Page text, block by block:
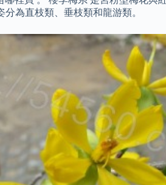
為直枝類、垂枝類和龍游類。